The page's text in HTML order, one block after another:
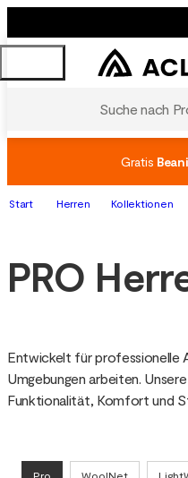
Suche nach
Gratis
Start Herren Kollektionen
PRO
Entwickelt für professionelle
Umgebungen arbeiten.
Funktionalität, Komfort und
Jahrzehnte unter
Pro WoolNet